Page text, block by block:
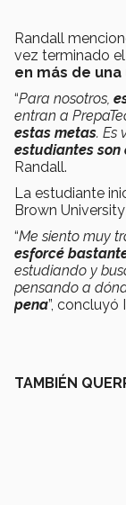
Randall
vez terminado
en más de
“Para nosotros,
entran a
estas metas. Es
estudiantes
Randall.
La estudiante
Brown
“Me siento muy
esforcé
estudiando y
pensando a
pena”, concluyó
TAMBIÉN